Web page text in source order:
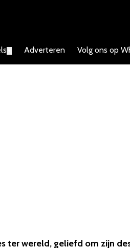
Adverteren Volg ons op
ter wereld, geliefd om zijn